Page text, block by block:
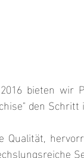
bieten wir
den
Qualität,